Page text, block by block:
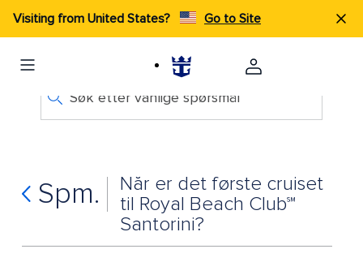
Visiting from United States? Go to Site
Søk etter vanlige spørsmål
Spm.
Når er det første cruiset
til Royal Beach Club℠
Santorini?